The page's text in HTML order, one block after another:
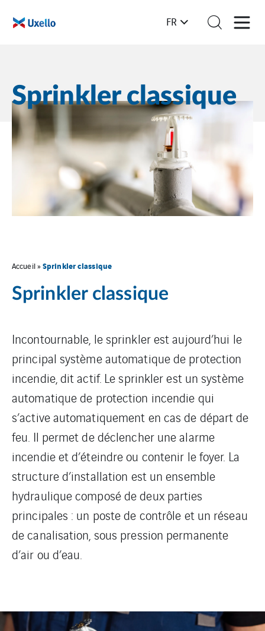
FR
Sprinkler classique
Accueil»Sprinkler classique
Sprinkler classique
Incontournable, le sprinkler est aujourd’hui le
principal système automatique de protection
incendie, dit actif. Le sprinkler est un système
automatique de protection incendie qui
s’active automatiquement en cas de départ de
feu. Il permet de déclencher une alarme
incendie et d’éteindre ou contenir le foyer. La
structure d’installation est un ensemble
hydraulique composé de deux parties
principales : un poste de contrôle et un réseau
de canalisation, sous pression permanente
d’air ou d’eau.